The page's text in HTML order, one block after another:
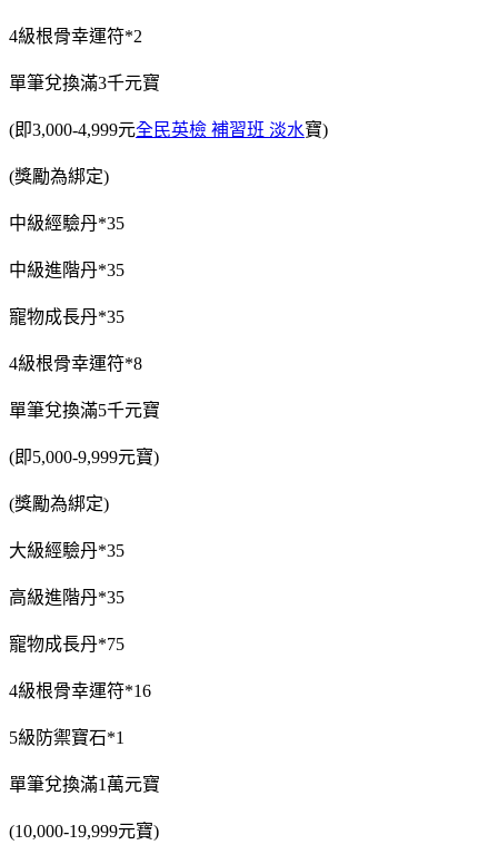
4級根骨幸運符*2
單筆兌換滿3千元寶
(即3,000-4,999元全民英檢 補習班 淡水寶)
(獎勵為綁定)
中級經驗丹*35
中級進階丹*35
寵物成長丹*35
4級根骨幸運符*8
單筆兌換滿5千元寶
(即5,000-9,999元寶)
(獎勵為綁定)
大級經驗丹*35
高級進階丹*35
寵物成長丹*75
4級根骨幸運符*16
5級防禦寶石*1
單筆兌換滿1萬元寶
(10,000-19,999元寶)